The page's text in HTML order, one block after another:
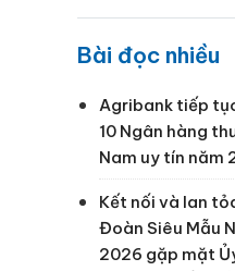
Bài đọc nhiều
Agribank tiếp
10 Ngân hàng
Nam uy tín năm
Kết nối và lan
Đoàn Siêu Mẫu
2026 gặp mặt